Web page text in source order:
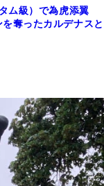
ム級）で為虎添翼
奪ったカルデナスと